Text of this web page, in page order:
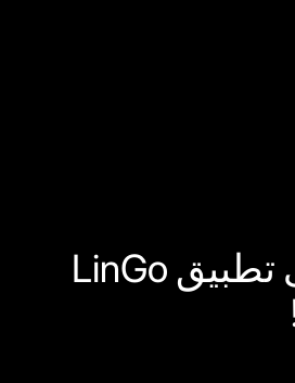
احصل على تطبيق LinGo